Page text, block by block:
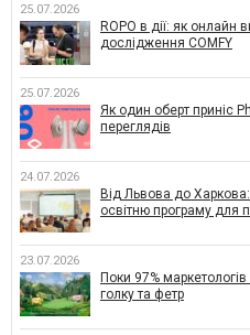
25.07.2026
ROPO в дії: як
дослідження COMFY
25.07.2026
Як один оберт приніс
переглядів
24.07.2026
Від Львова до
освітню програму для
23.07.2026
Поки 97%
голку та фетр